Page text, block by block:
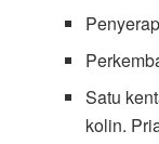
Satu
kolin.